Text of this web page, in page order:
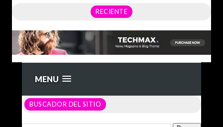
RECIENTE
MENU
BUSCADOR DEL SITIO